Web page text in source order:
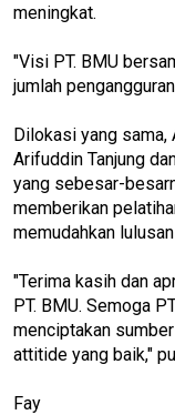
meningkat.
"Visi PT. BMU
jumlah
Dilokasi yang sama,
Arifuddin Tanjung
yang sebesar-
memberikan
memudahkan
"Terima kasih dan
PT. BMU. Semoga
menciptakan
attitide yang baik,"
Fay